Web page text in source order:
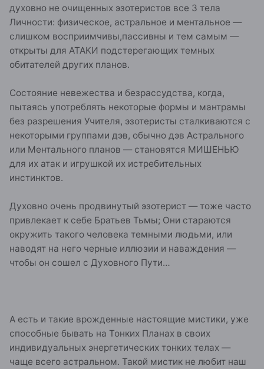
духовно не очищенных эзотеристов все 3 тела
Личности: физическое, астральное и ментальное —
слишком восприимчивы,пассивны и тем самым —
открыты для АТАКИ подстерегающих темных
обитателей других планов.
Состояние невежества и безрассудства, когда,
пытаясь употреблять некоторые формы и мантрамы
без разрешения Учителя, эзотеристы сталкиваются с
некоторыми группами дэв, обычно дэв Астрального
или Ментального планов — становятся МИШЕНЬЮ
для их атак и игрушкой их истребительных
инстинктов.
Духовно очень продвинутый эзотерист — тоже часто
привлекает к себе Братьев Тьмы; Они стараются
окружить такого человека темными людьми, или
наводят на него черные иллюзии и наваждения —
чтобы он сошел с Духовного Пути…
А есть и такие врожденные настоящие мистики, уже
способные бывать на Тонких Планах в своих
индивидуальных энергетических тонких телах —
чаще всего астральном. Такой мистик не любит наш